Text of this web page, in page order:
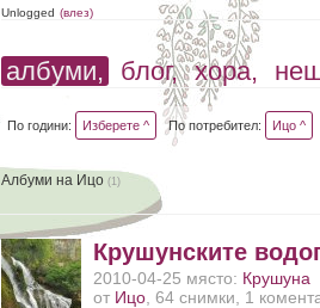
Unlogged (влез)
албуми, блог, хора,
По години: Изберете ^ По потребител: Ицо ^
Албуми на Ицо(1)
Крушунските
2010-04-25 място: Крушуна
от Ицо , 64 снимки, 1